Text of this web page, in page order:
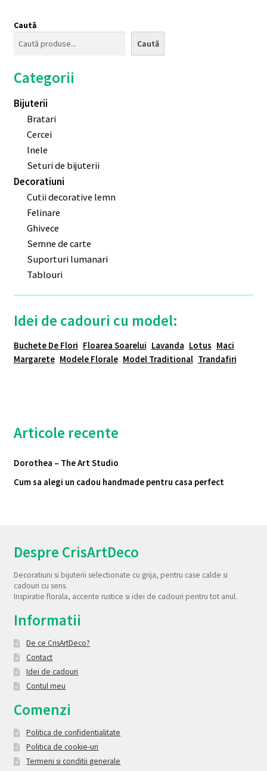
Caută
Caută
Categorii
Bijuterii
Bratari
Cercei
Inele
Seturi de bijuterii
Decoratiuni
Cutii decorative lemn
Felinare
Ghivece
Semne de carte
Suporturi lumanari
Tablouri
Idei de cadouri cu model:
Buchete De Flori Floarea Soarelui Lavanda Lotus Maci
Margarete Modele Florale Model Traditional Trandafiri
Articole recente
Dorothea – The Art Studio
Cum sa alegi un cadou handmade pentru casa perfect
Despre CrisArtDeco
Decoratiuni si bijuterii selectionate cu grija, pentru case calde si
cadouri cu sens.
Inspiratie florala, accente rustice si idei de cadouri pentru tot anul.
Informatii
De ce CrisArtDeco?
Contact
Idei de cadouri
Contul meu
Comenzi
Politica de confidentialitate
Politica de cookie-uri
Termeni si conditii generale